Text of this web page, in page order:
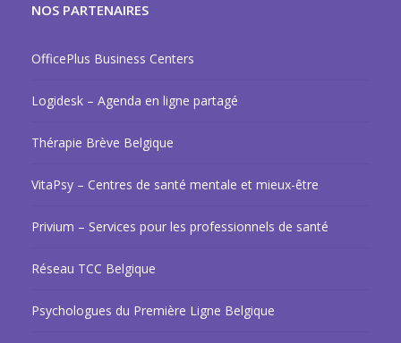
NOS PARTENAIRES
OfficePlus Business Centers
Logidesk – Agenda en ligne partagé
Thérapie Brève Belgique
VitaPsy – Centres de santé mentale et mieux-être
Privium – Services pour les professionnels de santé
Réseau TCC Belgique
Psychologues du Première Ligne Belgique